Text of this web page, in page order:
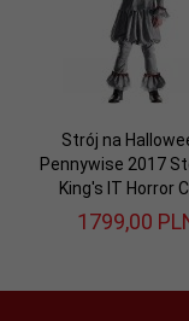
Strój na
Pennywise 2017
King's IT Horror
1799,00